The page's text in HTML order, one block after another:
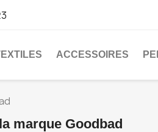
ACCESSOIRES
marque Goodbad